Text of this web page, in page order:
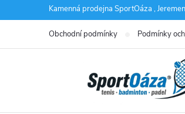
na
Kamenná prodejna SportOáza ,
Obchodní podmínky Podmínky